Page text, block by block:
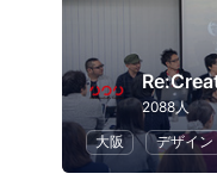
2088人
大阪
デザイン